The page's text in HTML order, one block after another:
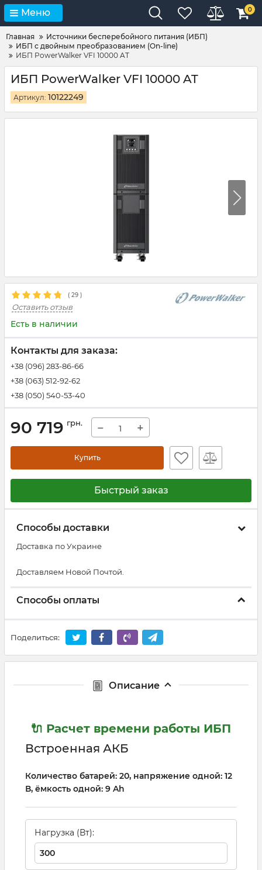
Меню 0
Главная
Источники бесперебойного питания (ИБП)
ИБП с двойным преобразованием (On-line)
ИБП PowerWalker VFI 10000 AT
ИБП PowerWalker VFI 10000 AT
Артикул: 10122249
( 29 )
Оставить отзыв
Есть в наличии
Контакты для заказа:
+38 (096) 283-86-66
+38 (063) 512-92-62
+38 (050) 540-53-40
90 719 грн. − +
Купить
Быстрый заказ
Способы доставки
Доставка по Украине
Доставляем Новой Почтой.
Способы оплаты
Поделиться:
Описание
🔌 Расчет времени работы ИБП
Встроенная АКБ
Количество батарей: 20, напряжение одной: 12
В, ёмкость одной: 9 Ah
Нагрузка (Вт):